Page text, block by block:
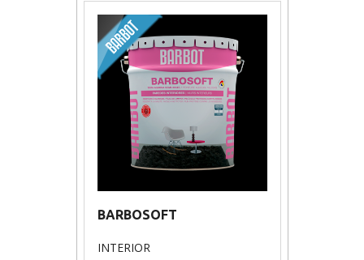
BARBOSOFT
INTERIOR